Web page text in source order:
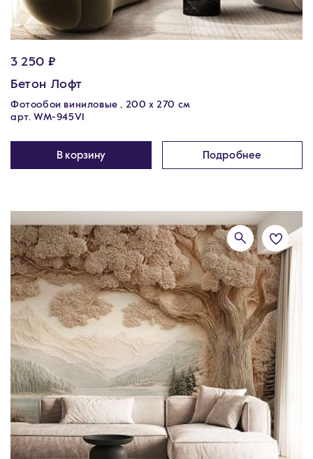
3 250 ₽
Бетон Лофт
Фотообои виниловые , 200 х 270 см
арт. WM-945V1
В корзину Подробнее